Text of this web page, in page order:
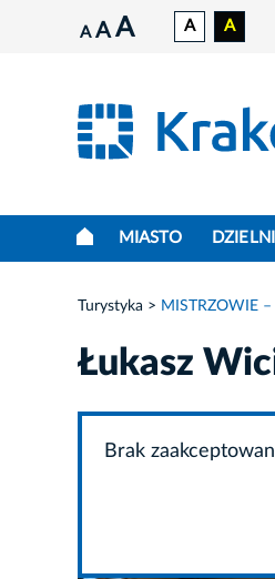
A A A A A
MIASTO
Turystyka MISTRZOWIE –
Łukasz
Brak